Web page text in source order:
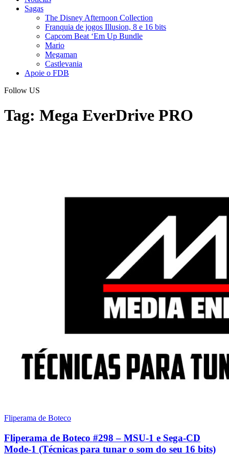
Sagas
The Disney Afternoon Collection
Franquia de jogos Illusion, 8 e 16 bits
Capcom Beat ‘Em Up Bundle
Mario
Megaman
Castlevania
Apoie o FDB
Follow US
Tag: Mega EverDrive PRO
Fliperama de Boteco
Fliperama de Boteco #298 – MSU-1 e Sega-CD
Mode-1 (Técnicas para tunar o som do seu 16 bits)